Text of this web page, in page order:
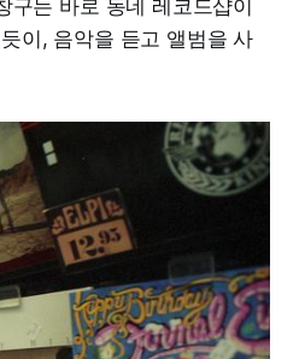
구는 바로 동네 레코드샵이
이, 음악을 듣고 앨범을 사